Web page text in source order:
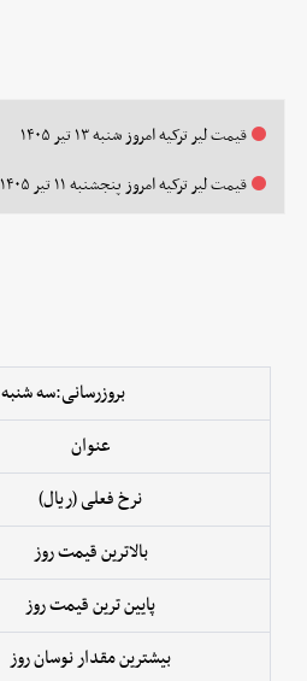
قیمت لیر ترکیه امروز شنبه ۱۳ تیر ۱۴۰۵
قیمت لیر ترکیه امروز پنجشنبه ۱۱ تیر ۱۴۰۵
بروزرسانی:سه شنبه ۱۶ تیر
عنوان
نرخ فعلی (ریال)
بالاترین قیمت روز
پایین ترین قیمت روز
بیشترین مقدار نوسان روز